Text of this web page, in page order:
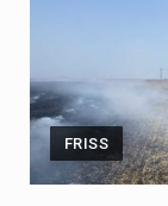
FRISS